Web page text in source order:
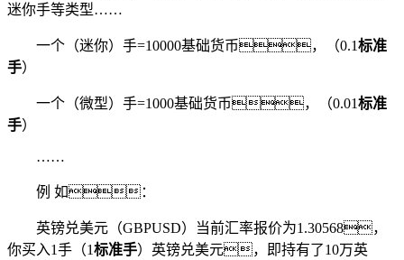
迷你手等类型……
一个（迷你）手=10000基础货币，（0.1标准
手）
一个（微型）手=1000基础货币，（0.01标准
手）
……
例 如：
英镑兑美元（GBPUSD）当前汇率报价为1.30568，
你买入1手（1标准手）英镑兑美元，即持有了10万英